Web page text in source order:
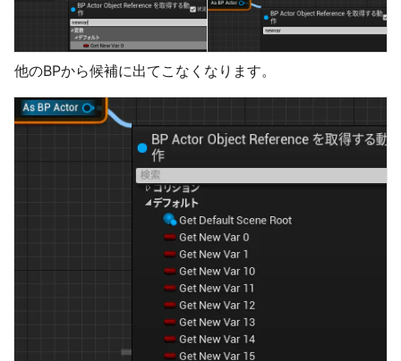
他のBPから候補に出てこなくなります。